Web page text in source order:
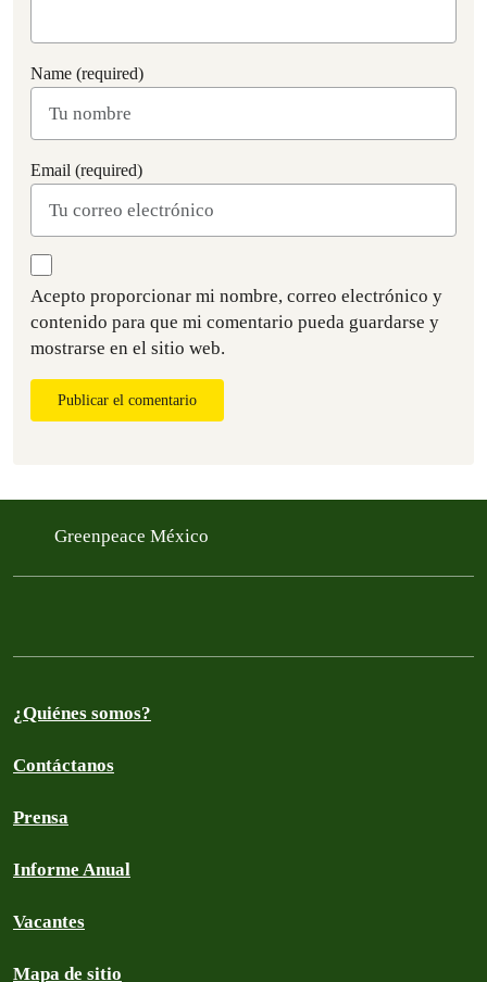
Name (required)
Email (required)
Acepto proporcionar mi nombre, correo electrónico y
contenido para que mi comentario pueda guardarse y
mostrarse en el sitio web.
Publicar el comentario
Greenpeace México
¿Quiénes somos?
Contáctanos
Prensa
Informe Anual
Vacantes
Mapa de sitio